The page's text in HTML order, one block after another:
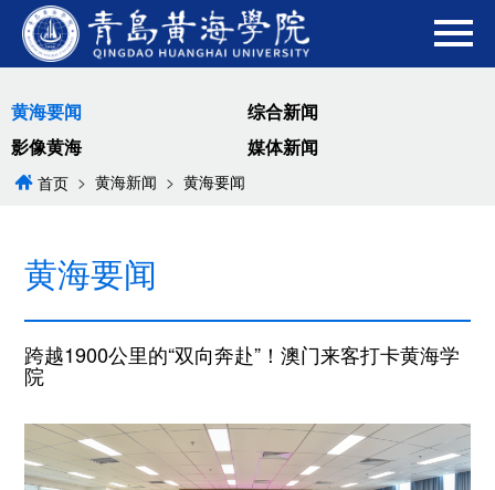
黄海要闻
综合新闻
影像黄海
媒体新闻
首页 > 黄海新闻 > 黄海要闻
黄海要闻
跨越1900公里的“双向奔赴”！澳门来客打卡黄海学
院